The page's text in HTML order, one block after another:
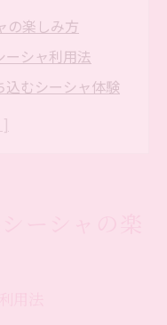
の楽しみ方
シャ利用法
むシーシャ体験
ーシャ活用術